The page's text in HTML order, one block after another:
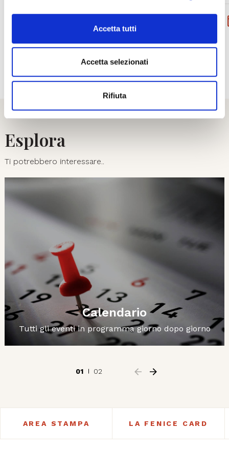
Accetta tutti
Accetta selezionati
Rifiuta
01 08
Esplora
Ti potrebbero interessare..
Calendario
Tutti gli eventi in programma giorno dopo giorno
01 02
AREA STAMPA LA FENICE CARD